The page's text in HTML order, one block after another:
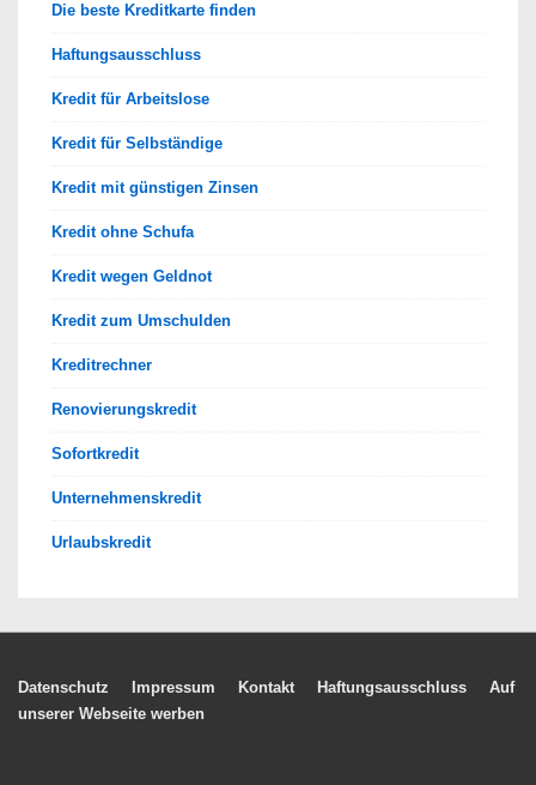
Die beste Kreditkarte finden
Haftungsausschluss
Kredit für Arbeitslose
Kredit für Selbständige
Kredit mit günstigen Zinsen
Kredit ohne Schufa
Kredit wegen Geldnot
Kredit zum Umschulden
Kreditrechner
Renovierungskredit
Sofortkredit
Unternehmenskredit
Urlaubskredit
Footer-
Datenschutz Impressum Kontakt Haftungsausschluss
Auf
unserer Webseite werben